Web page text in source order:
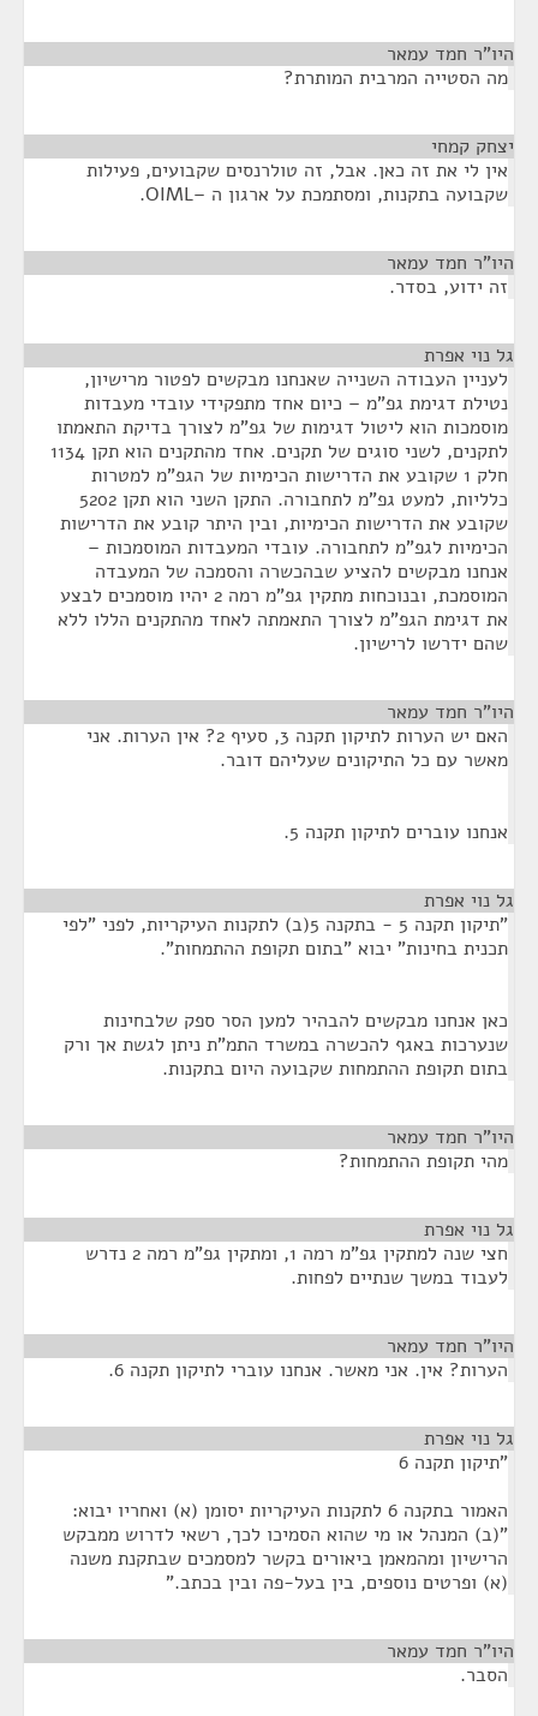
היו"ר חמד עמאר
מה הסטייה המרבית המותרת?
יצחק קמחי
אין לי את זה כאן. אבל, זה טולרנסים שקבועים, פעילות
שקבועה בתקנות, ומסתמכת על ארגון ה –OIML.
היו"ר חמד עמאר
זה ידוע, בסדר.
גל נוי אפרת
לעניין העבודה השנייה שאנחנו מבקשים לפטור מרישיון,
נטילת דגימת גפ"מ – כיום אחד מתפקידי עובדי מעבדות
מוסמכות הוא ליטול דגימות של גפ"מ לצורך בדיקת התאמתו
לתקנים, לשני סוגים של תקנים. אחד מהתקנים הוא תקן 1134
חלק 1 שקובע את הדרישות הכימיות של הגפ"מ למטרות
כלליות, למעט גפ"מ לתחבורה. התקן השני הוא תקן 5202
שקובע את הדרישות הכימיות, ובין היתר קובע את הדרישות
הכימיות לגפ"מ לתחבורה. עובדי המעבדות המוסמכות –
אנחנו מבקשים להציע שבהכשרה והסמכה של המעבדה
המוסמכת, ובנוכחות מתקין גפ"מ רמה 2 יהיו מוסמכים לבצע
את דגימת הגפ"מ לצורך התאמתה לאחד מהתקנים הללו ללא
שהם ידרשו לרישיון.
היו"ר חמד עמאר
האם יש הערות לתיקון תקנה 3, סעיף 2? אין הערות. אני
מאשר עם כל התיקונים שעליהם דובר.
אנחנו עוברים לתיקון תקנה 5.
גל נוי אפרת
"תיקון תקנה 5 - בתקנה 5(ב) לתקנות העיקריות, לפני "לפי
תכנית בחינות" יבוא "בתום תקופת ההתמחות".
כאן אנחנו מבקשים להבהיר למען הסר ספק שלבחינות
שנערכות באגף להכשרה במשרד התמ"ת ניתן לגשת אך ורק
בתום תקופת ההתמחות שקבועה היום בתקנות.
היו"ר חמד עמאר
מהי תקופת ההתמחות?
גל נוי אפרת
חצי שנה למתקין גפ"מ רמה 1, ומתקין גפ"מ רמה 2 נדרש
לעבוד במשך שנתיים לפחות.
היו"ר חמד עמאר
הערות? אין. אני מאשר. אנחנו עוברי לתיקון תקנה 6.
גל נוי אפרת
"תיקון תקנה 6
האמור בתקנה 6 לתקנות העיקריות יסומן (א) ואחריו יבוא:
"(ב) המנהל או מי שהוא הסמיכו לכך, רשאי לדרוש ממבקש
הרישיון ומהמאמן ביאורים בקשר למסמכים שבתקנת משנה
(א) ופרטים נוספים, בין בעל-פה ובין בכתב."
היו"ר חמד עמאר
הסבר.